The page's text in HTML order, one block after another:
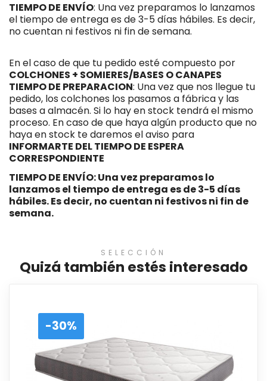
TIEMPO DE ENVÍO: Una vez preparamos lo lanzamos
el tiempo de entrega es de 3-5 días hábiles. Es decir,
no cuentan ni festivos ni fin de semana.
En el caso de que tu pedido esté compuesto por
COLCHONES + SOMIERES/BASES O CANAPES
TIEMPO DE PREPARACION: Una vez que nos llegue tu
pedido, los colchones los pasamos a fábrica y las
bases a almacén. Si lo hay en stock tendrá el mismo
proceso. En caso de que haya algún producto que no
haya en stock te daremos el aviso para
INFORMARTE DEL TIEMPO DE ESPERA
CORRESPONDIENTE
TIEMPO DE ENVÍO: Una vez preparamos lo
lanzamos el tiempo de entrega es de 3-5 días
hábiles. Es decir, no cuentan ni festivos ni fin de
semana.
SELECCIÓN
Quizá también estés interesado
-30%